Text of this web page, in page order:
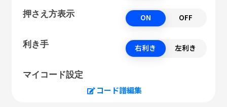
押さえ方表示 ON OFF
利き手 右利き 左利き
マイコード設定
コード譜編集